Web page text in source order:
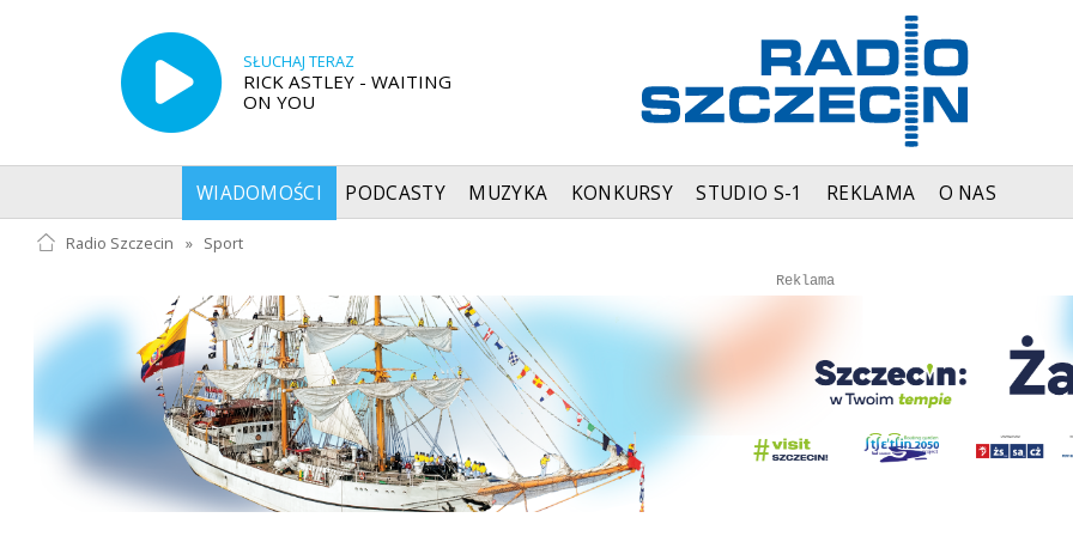
SŁUCHAJ TERAZ
RICK ASTLEY - WAITING
ON YOU
WIADOMOŚCI PODCASTY MUZYKA KONKURSY STUDIO S-1 REKLAMA O NAS
Radio Szczecin » Sport
Reklama
Autopromocja